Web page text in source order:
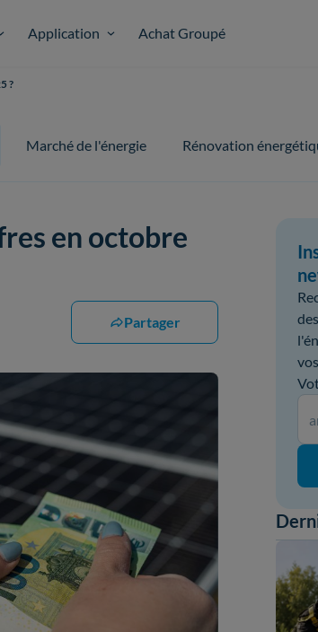
Application Achat Groupé
?
Marché de l'énergie Rénovation
en octobre
Partager